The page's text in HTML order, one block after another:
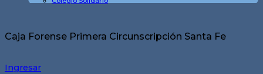
Caja Forense Primera Circunscripción Santa Fe
Ingresar